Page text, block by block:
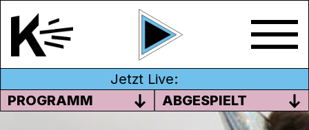
Jetzt Live:
PROGRAMM
ABGESPIELT